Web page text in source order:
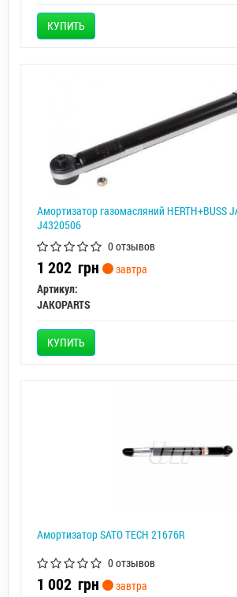
КУПИТЬ
Амортизатор газомасляний HERTH+BUSS
J4320506
0 отзывов
1 202 грн
завтра
Артикул:
JAKOPARTS
КУПИТЬ
Амортизатор SATO TECH 21676R
0 отзывов
1 002 грн
завтра